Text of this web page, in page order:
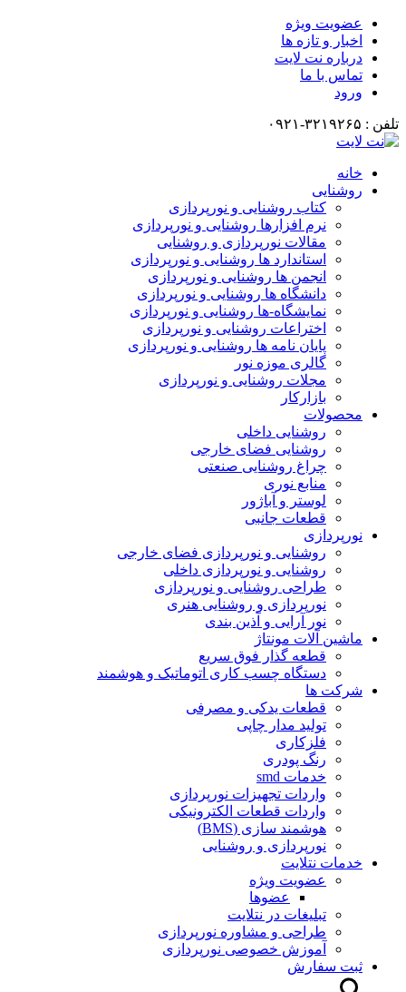
عضویت ویژه
اخبار و تازه ها
درباره نت لایت
تماس با ما
ورود
تلفن : ۳۲۱۹۲۶۵-۰۹۲۱
خانه
روشنایی
کتاب روشنایی و نورپردازی
نرم افزارها روشنایی و نورپردازی
مقالات نورپردازی و روشنایی
استاندارد ها روشنایی و نورپردازی
انجمن ها روشنایی و نورپردازی
دانشگاه ها روشنایی و نورپردازی
نمایشگاه-ها روشنایی و نورپردازی
اختراعات روشنایی و نورپردازی
پایان نامه ها روشنایی و نورپردازی
گالری موزه نور
مجلات روشنایی و نورپردازی
بازارکار
محصولات
روشنایی داخلی
روشنایی فضای خارجی
چراغ روشنایی صنعتی
منابع نوری
لوستر و آباژور
قطعات جانبی
نورپردازی
روشنایی و نورپردازی فضای خارجی
روشنایی و نورپردازی داخلی
طراحی روشنایی و نورپردازی
نورپردازی و روشنایی هنری
نور آرایی و آذین بندی
ماشین آلات مونتاژ
قطعه گذار فوق سریع
دستگاه چسب کاری اتوماتیک و هوشمند
شرکت ها
قطعات یدکی و مصرفی
تولید مدار چاپی
فلزکاری
رنگ پودری
خدمات smd
واردات تجهیزات نورپردازی
واردات قطعات الکترونیکی
هوشمند سازی (BMS)
نورپردازی و روشنایی
خدمات نتلایت
عضویت ویژه
عضوها
تبلیغات در نتلایت
طراحی و مشاوره نورپردازی
آموزش خصوصی نورپردازی
ثبت سفارش